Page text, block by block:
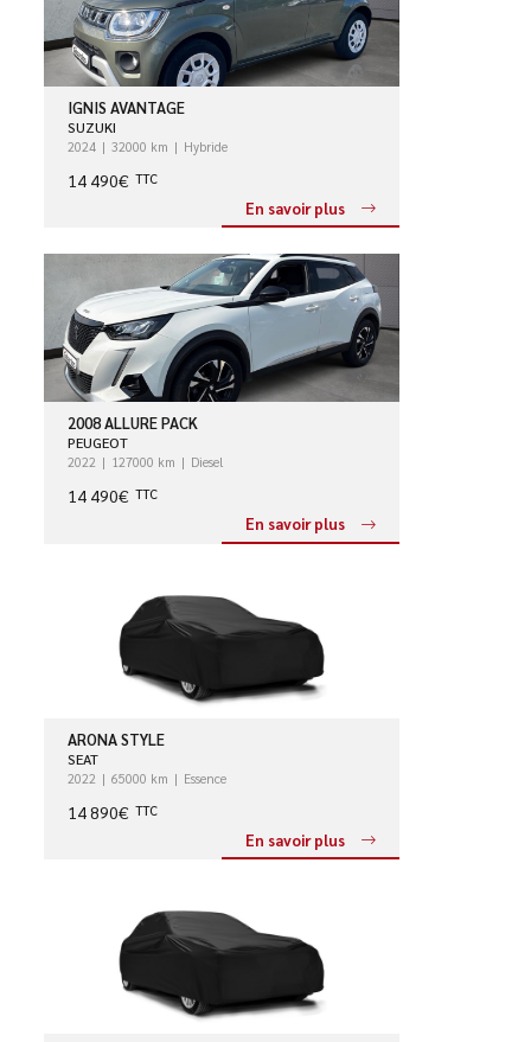
IGNIS AVANTAGE
SUZUKI
2024 32000 km Hybride
14 490€ TTC
En savoir plus
2008 ALLURE PACK
PEUGEOT
2022 127000 km Diesel
14 490€ TTC
En savoir plus
ARONA STYLE
SEAT
2022 65000 km Essence
14 890€ TTC
En savoir plus